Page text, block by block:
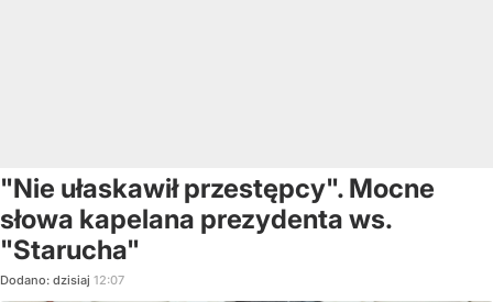
"Nie ułaskawił przestępcy". Mocne
słowa kapelana prezydenta ws.
"Starucha"
Dodano: dzisiaj 12:07